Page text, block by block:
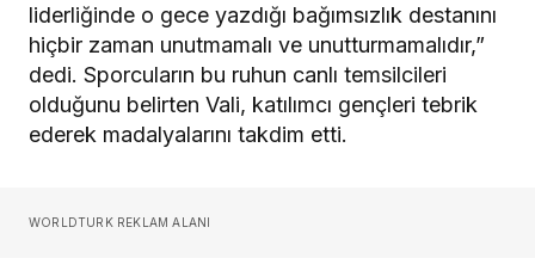
liderliğinde o gece yazdığı bağımsızlık destanını
hiçbir zaman unutmamalı ve unutturmamalıdır,”
dedi. Sporcuların bu ruhun canlı temsilcileri
olduğunu belirten Vali, katılımcı gençleri tebrik
ederek madalyalarını takdim etti.
WORLDTURK REKLAM ALANI